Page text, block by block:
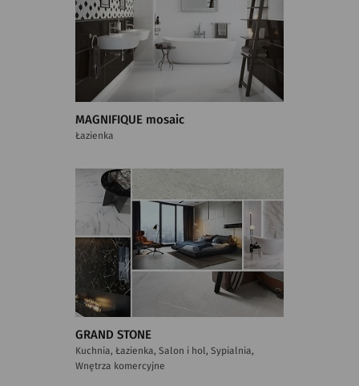
MAGNIFIQUE mosaic
Łazienka
GRAND STONE
Kuchnia, Łazienka, Salon i hol, Sypialnia,
Wnętrza komercyjne